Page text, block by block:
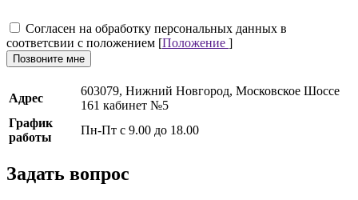
Cогласен на обработку персональных данных в
соответсвии с положением [Положение ]
Позвоните мне
Адрес
603079, Нижний Новгород, Московское Шоссе
161 кабинет №5
График
работы
Пн-Пт с 9.00 до 18.00
Задать вопрос